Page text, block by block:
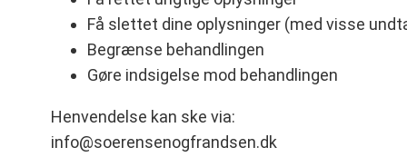
Få slettet dine oplysninger (med visse
Begrænse behandlingen
Gøre indsigelse mod behandlingen
Henvendelse kan ske via:
info@soerensenogfrandsen.dk